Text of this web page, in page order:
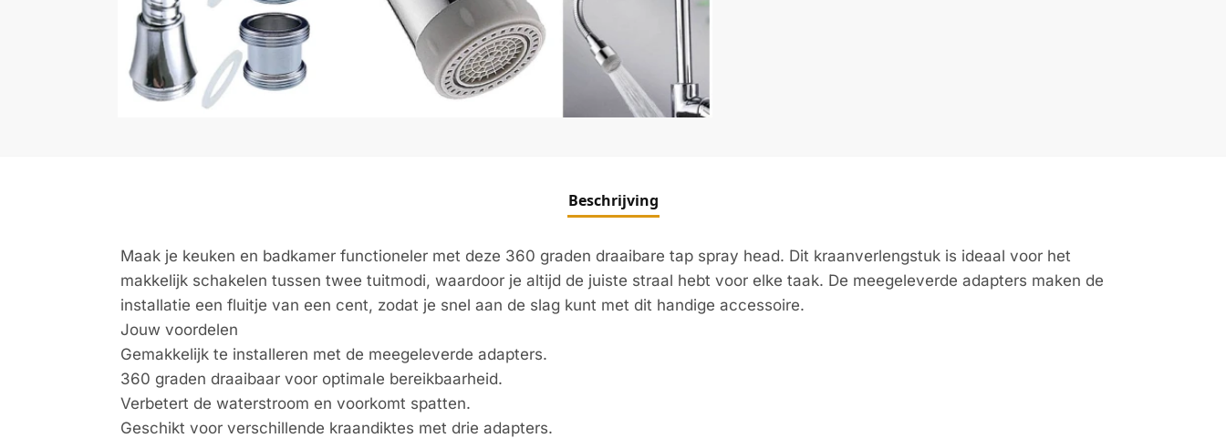
Beschrijving
Maak je keuken en badkamer functioneler met deze 360 graden draaibare tap spray head. Dit kraanverlengstuk is ideaal voor het
makkelijk schakelen tussen twee tuitmodi, waardoor je altijd de juiste straal hebt voor elke taak. De meegeleverde adapters maken de
installatie een fluitje van een cent, zodat je snel aan de slag kunt met dit handige accessoire.
Jouw voordelen
Gemakkelijk te installeren met de meegeleverde adapters.
360 graden draaibaar voor optimale bereikbaarheid.
Verbetert de waterstroom en voorkomt spatten.
Geschikt voor verschillende kraandiktes met drie adapters.